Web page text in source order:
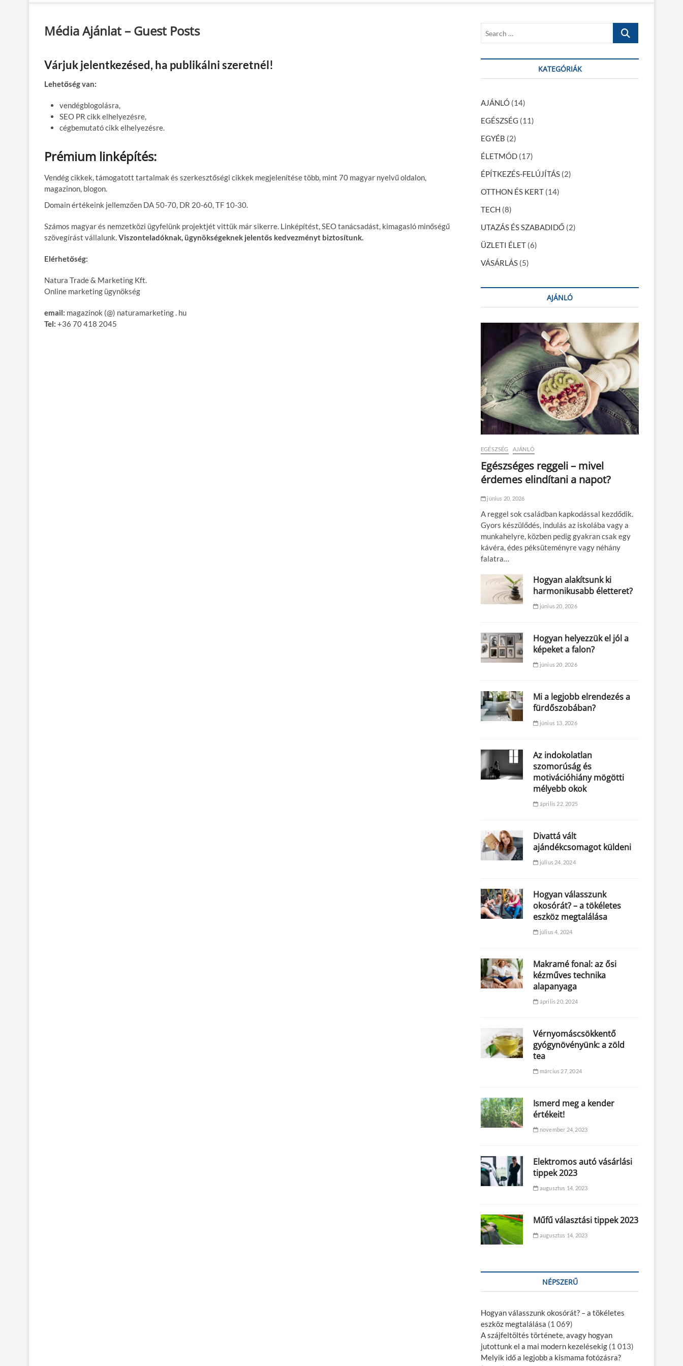
Média Ajánlat – Guest Posts
Várjuk jelentkezésed, ha publikálni szeretnél!
Lehetőség van:
vendégblogolásra,
SEO PR cikk elhelyezésre,
cégbemutató cikk elhelyezésre.
Prémium linképítés:
Vendég cikkek, támogatott tartalmak és szerkesztőségi cikkek megjelenítése több, mint 70 magyar nyelvű oldalon,
magazinon, blogon.
Domain értékeink jellemzően DA 50-70, DR 20-60, TF 10-30.
Számos magyar és nemzetközi ügyfelünk projektjét vittük már sikerre. Linképítést, SEO tanácsadást, kimagasló minőségű
szövegírást vállalunk.Viszonteladóknak, ügynökségeknek jelentős kedvezményt biztosítunk.
Elérhetőség:
Natura Trade & Marketing Kft.
Online marketing ügynökség
email: magazinok (@) naturamarketing . hu
Tel: +36 70 418 2045
r
KATEGÓRIÁK
AJÁNLÓ (14)
EGÉSZSÉG (11)
EGYÉB (2)
ÉLETMÓD (17)
ÉPÍTKEZÉS-FELÚJÍTÁS (2)
OTTHON ÉS KERT (14)
TECH (8)
UTAZÁS ÉS SZABADIDŐ (2)
ÜZLETI ÉLET (6)
VÁSÁRLÁS (5)
AJÁNLÓ
EGÉSZSÉG AJÁNLÓ
Egészséges reggeli – mivel
érdemes elindítani a napot?
június 20, 2026
A reggel sok családban kapkodással kezdődik.
Gyors készülődés, indulás az iskolába vagy a
munkahelyre, közben pedig gyakran csak egy
kávéra, édes péksüteményre vagy néhány
falatra…
Hogyan alakítsunk ki
harmonikusabb életteret?
június 20, 2026
Hogyan helyezzük el jól a
képeket a falon?
június 20, 2026
Mi a legjobb elrendezés a
fürdőszobában?
június 13, 2026
Az indokolatlan
szomorúság és
motivációhiány mögötti
mélyebb okok
április 22, 2025
Divattá vált
ajándékcsomagot küldeni
július 24, 2024
Hogyan válasszunk
okosórát? – a tökéletes
eszköz megtalálása
július 4, 2024
Makramé fonal: az ősi
kézműves technika
alapanyaga
április 20, 2024
Vérnyomáscsökkentő
gyógynövényünk: a zöld
tea
március 27, 2024
Ismerd meg a kender
értékeit!
november 24, 2023
Elektromos autó vásárlási
tippek 2023
augusztus 14, 2023
Műfű választási tippek 2023
augusztus 14, 2023
NÉPSZERŰ
Hogyan válasszunk okosórát? – a tökéletes
eszköz megtalálása (1 069)
A szájfeltöltés története, avagy hogyan
jutottunk el a mai modern kezelésekig (1 013)
Melyik idő a legjobb a kismama fotózásra?